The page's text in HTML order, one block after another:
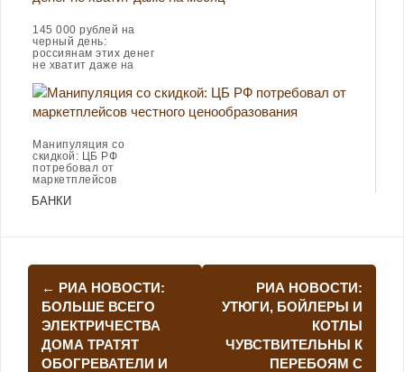
145 000 рублей на
черный день:
россиянам этих денег
не хватит даже на
Манипуляция со
скидкой: ЦБ РФ
потребовал от
маркетплейсов
ценообразования
БАНКИ
Навигация
по
записям
← РИА НОВОСТИ:
БОЛЬШЕ ВСЕГО
ЭЛЕКТРИЧЕСТВА
ДОМА ТРАТЯТ
ОБОГРЕВАТЕЛИ И
РИА НОВОСТИ:
УТЮГИ, БОЙЛЕРЫ И
КОТЛЫ
ЧУВСТВИТЕЛЬНЫ К
ПЕРЕБОЯМ С